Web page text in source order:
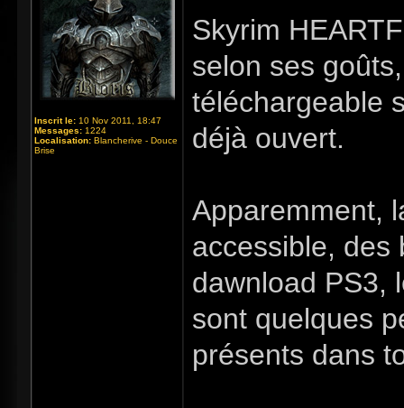
Inscrit le: 10 Nov 2011, 18:47
Messages: 1224
Localisation: Blancherive - Douce
Brise
Skyrim
selon ses
téléchargeable
déjà ouvert.
Apparemment,
accessible, des
dawnload PS3,
sont quelques
présents dans